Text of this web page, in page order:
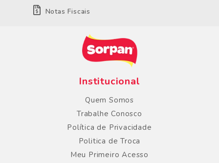
Notas Fiscais
Institucional
Quem Somos
Trabalhe Conosco
Política de Privacidade
Politica de Troca
Meu Primeiro Acesso